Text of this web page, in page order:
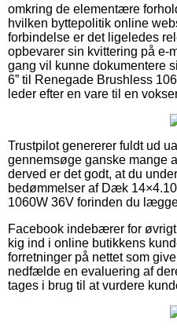
omkring de elementære
hvilken byttepolitik online
forbindelse er det ligeledes
opbevarer sin kvittering på e-
gang vil kunne dokumentere
6” til Renegade Brushless
leder efter en vare til en
Trustpilot genererer fuldt ud
gennemsøge ganske mange
derved er det godt, at du
bedømmelser af Dæk
1060W 36V forinden du
Facebook indebærer for
kig ind i online butikkens
forretninger på nettet som
nedfælde en evaluering af
tages i brug til at vurdere